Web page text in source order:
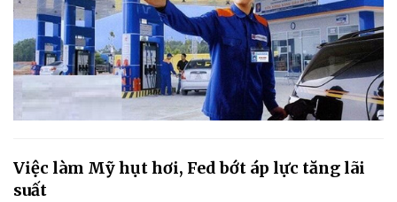
Việc làm Mỹ hụt hơi, Fed bớt áp lực tăng lãi
suất